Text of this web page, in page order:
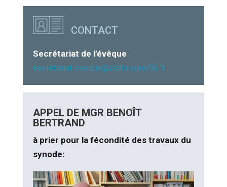
CONTACT
Secrétariat de l’évêque
secretariat.eveque@catholique95.fr
APPEL DE MGR BENOÎT
BERTRAND
à prier pour la fécondité des travaux du
synode: